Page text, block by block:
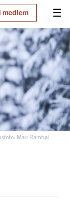
☰
medlem
Mari Rambøl